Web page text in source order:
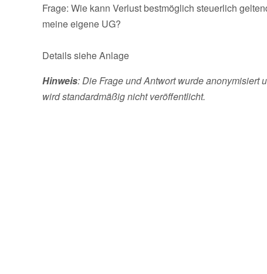
Frage: Wie kann Verlust bestmöglich steuerlich
meine eigene UG?
Details siehe Anlage
Hinweis: Die Frage und Antwort wurde anonymisiert
wird standardmäßig nicht veröffentlicht.